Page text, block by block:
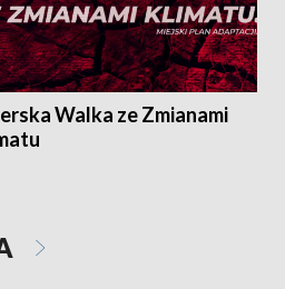
Walka ze Zmianami